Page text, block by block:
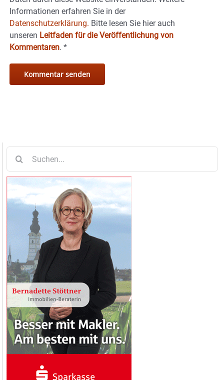
Informationen erfahren Sie in der
Datenschutzerklärung. Bitte lesen Sie hier auch
unseren Leitfaden für die Veröffentlichung von
Kommentaren. *
nach: